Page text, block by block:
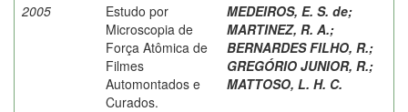
2005
Estudo por
Microscopia de
Força Atômica de
Filmes
Automontados e
Curados.
MEDEIROS, E. S. de;
MARTINEZ, R. A.;
BERNARDES FILHO, R.;
GREGÓRIO JUNIOR, R.;
MATTOSO, L. H. C.